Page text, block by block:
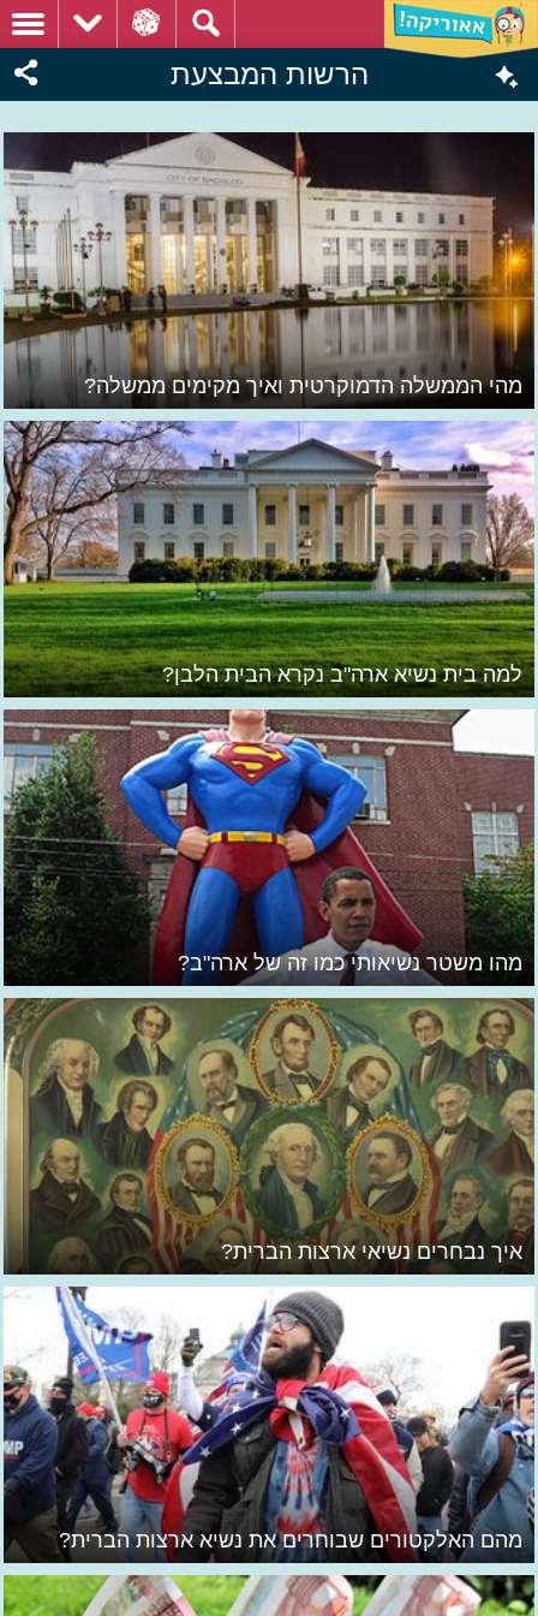
הרשות המבצעת
מהי הממשלה הדמוקרטית ואיך מקימים ממשלה?
למה בית נשיא ארה"ב נקרא הבית הלבן?
מהו משטר נשיאותי כמו זה של ארה"ב?
איך נבחרים נשיאי ארצות הברית?
מהם האלקטורים שבוחרים את נשיא ארצות הברית?